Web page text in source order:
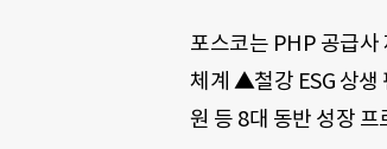
포스코는 PHP 공급
체계 ▲철강 ESG 상
원 등 8대 동반 성장